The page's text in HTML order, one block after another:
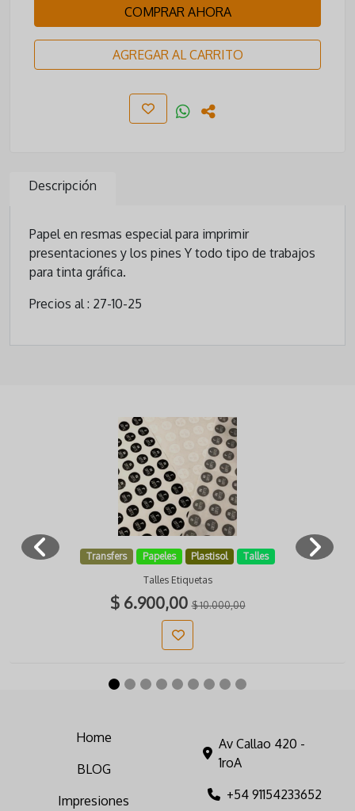
COMPRAR AHORA
AGREGAR AL CARRITO
Descripción
Papel en resmas especial para imprimir
presentaciones y los pines Y todo tipo de trabajos
para tinta gráfica.
Precios al : 27-10-25
Transfers Papeles Plastisol
Talles
Talles Etiquetas
$ 6.900,00$ 10.000,00
Home
BLOG
Impresiones
Av Callao 420 -
1roA
+54 91154233652